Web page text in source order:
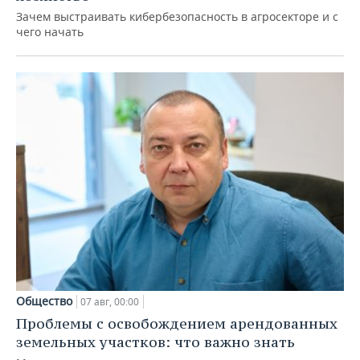
Зачем выстраивать кибербезопасность в агросекторе и с
чего начать
Общество 07 авг, 00:00
Проблемы с освобождением арендованных
земельных участков: что важно знать